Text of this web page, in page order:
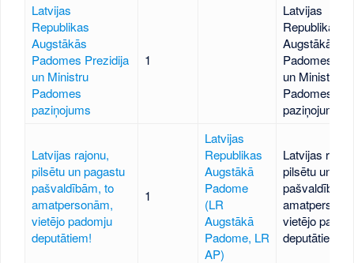
Latvijas
Republikas
Augstākās
Padomes Prezidija
un Ministru
Padomes
paziņojums
1
Latvijas
Republikas
Augstākās
Padomes
un Ministru
Padomes
paziņojums
Latvijas rajonu,
pilsētu un pagastu
pašvaldībām, to
amatpersonām,
vietējo padomju
deputātiem!
1
Latvijas
Republikas
Augstākā
Padome
(LR
Augstākā
Padome, LR
AP)
Latvijas
pilsētu un
vietējo
deputātiem!